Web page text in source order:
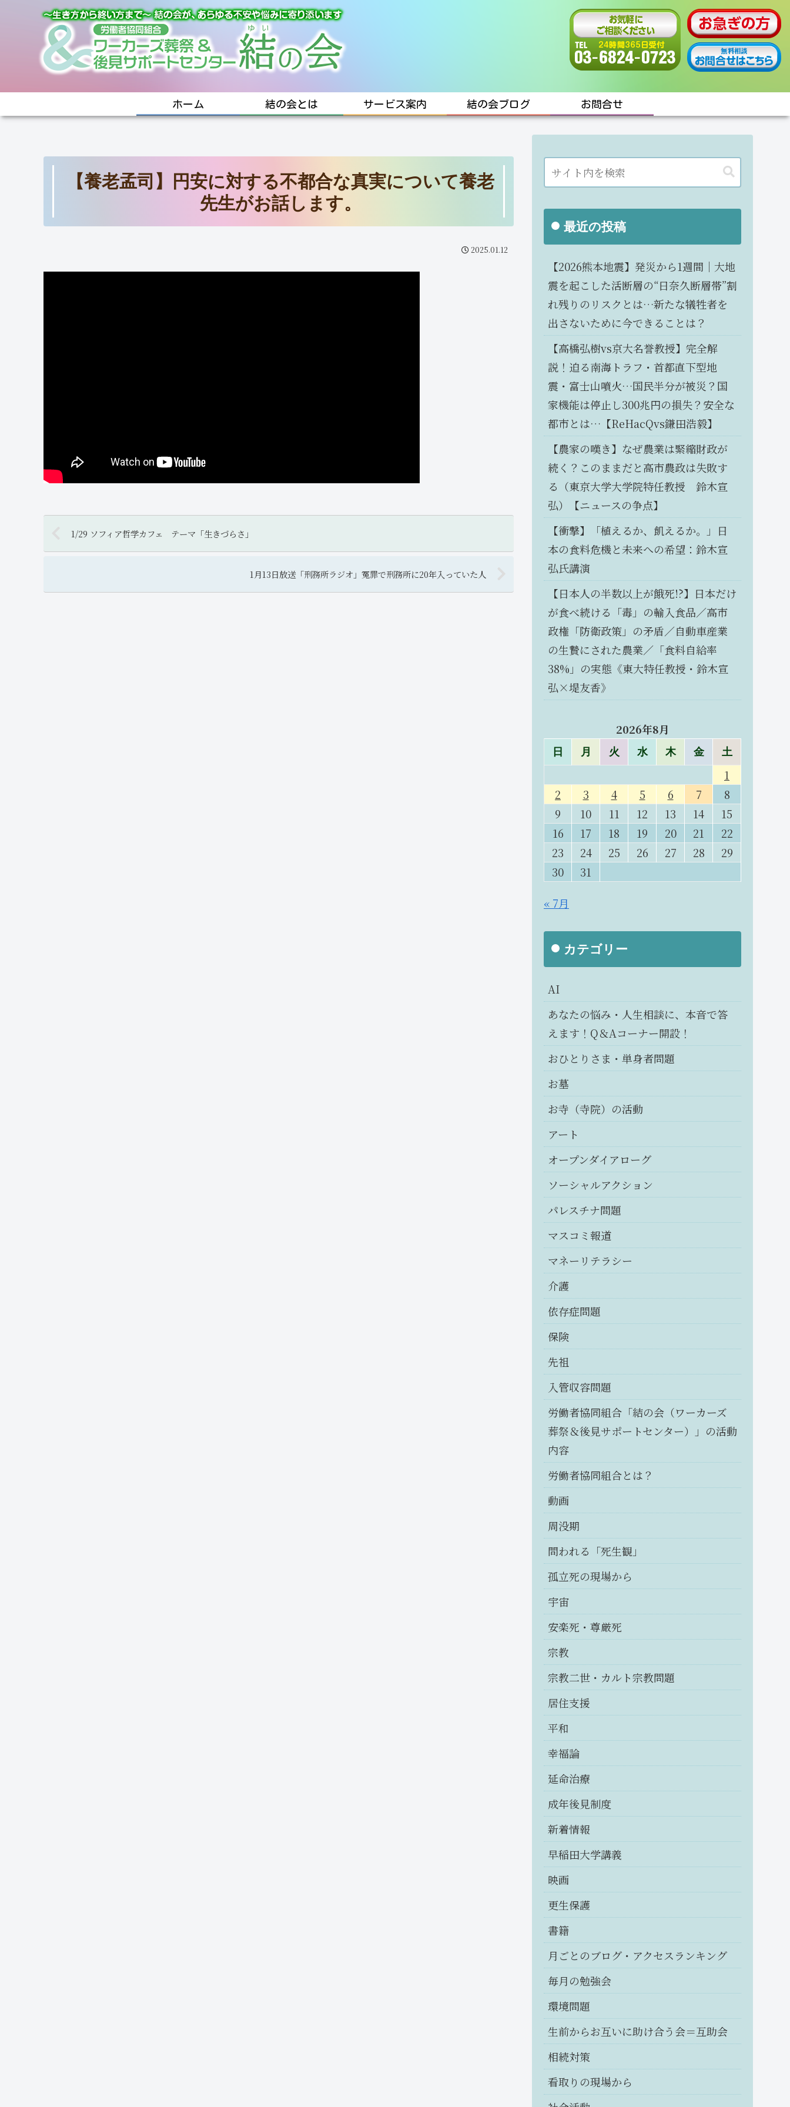
ホーム 結の会とは サービス案内 結の会ブログ お問合せ
【養老孟司】円安に対する不都合な真実について養老
先生がお話します。
2025.01.12
1/29 ソフィア哲学カフェ テーマ「生きづらさ」
1月13日放送「刑務所ラジオ」冤罪で刑務所に20年入っていた人
最近の投稿
【2026熊本地震】発災から1週間｜大地
震を起こした活断層の“日奈久断層帯”割
れ残りのリスクとは…新たな犠牲者を
出さないために今できることは？
【高橋弘樹vs京大名誉教授】完全解
説！迫る南海トラフ・首都直下型地
震・富士山噴火…国民半分が被災？国
家機能は停止し300兆円の損失？安全な
都市とは…【ReHacQvs鎌田浩毅】
【農家の嘆き】なぜ農業は緊縮財政が
続く？このままだと高市農政は失敗す
る（東京大学大学院特任教授 鈴木宣
弘）【ニュースの争点】
【衝撃】「植えるか、飢えるか。」日
本の食料危機と未来への希望：鈴木宣
弘氏講演
【日本人の半数以上が餓死!?】日本だけ
が食べ続ける「毒」の輸入食品／高市
政権「防衛政策」の矛盾／自動車産業
の生贄にされた農業／「食料自給率
38%」の実態《東大特任教授・鈴木宣
弘×堤友香》
2026年8月
日 月 火 水 木 金 土
1
2
3 4 5 6 7
8
9
10 11 12 13 14
15
16
17 18 19 20 21
22
23
24 25 26 27 28
29
30
31
« 7月
カテゴリー
AI
あなたの悩み・人生相談に、本音で答
えます！Q＆Aコーナー開設！
おひとりさま・単身者問題
お墓
お寺（寺院）の活動
アート
オープンダイアローグ
ソーシャルアクション
パレスチナ問題
マスコミ報道
マネーリテラシー
介護
依存症問題
保険
先祖
入管収容問題
労働者協同組合「結の会（ワーカーズ
葬祭＆後見サポートセンター）」の活動
内容
労働者協同組合とは？
動画
周没期
問われる「死生観」
孤立死の現場から
宇宙
安楽死・尊厳死
宗教
宗教二世・カルト宗教問題
居住支援
平和
幸福論
延命治療
成年後見制度
新着情報
早稲田大学講義
映画
更生保護
書籍
月ごとのブログ・アクセスランキング
毎月の勉強会
環境問題
生前からお互いに助け合う会＝互助会
相続対策
看取りの現場から